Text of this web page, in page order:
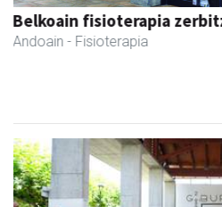
Andoaingo AEK euskaltegia
Andoain - Euskaltegiak